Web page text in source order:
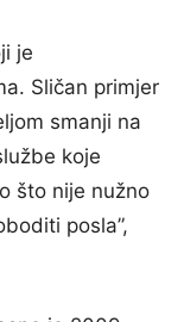
je
Sličan primjer
smanji na
koje
što nije nužno
posla”,